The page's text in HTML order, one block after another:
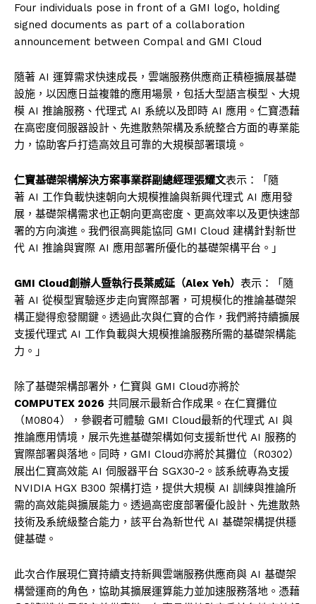
Four individuals pose in front of a GMI logo, holding
signed documents as part of a collaboration
announcement between Compal and GMI Cloud
隨著 AI 運算需求快速成長，雲端服務供應商正積極擴展基礎
設施，以因應日益複雜的應用場景，包括大型語言模型、大規
模 AI 推論服務、代理式 AI 系統以及即時 AI 應用。仁寶憑藉
在高密度伺服器設計、先進散熱架構及系統整合方面的專業能
力，協助客戶打造高效且可靠的大規模部署環境。
仁寶基礎架構解決方案事業群副總經理張耀文表示：「隨
著 AI 工作負載快速朝向大規模推論與新興代理式 AI 應用發
展，基礎架構需求也正朝向更高密度、更高效率以及更快速部
署的方向演進。我們很高興能協同 GMI Cloud 建構針對新世
代 AI 推論與實際 AI 應用部署所優化的基礎架構平台。」
GMI Cloud創辦人暨執行長葉威延（Alex Yeh） 表示：「隨
著 AI 從模型實驗逐步走向實際部署，可規模化的推論基礎架
構正變得愈發關鍵。透過此次與仁寶的合作，我們將持續擴展
支援代理式 AI 工作負載與大規模推論服務所需的基礎架構能
力。」
除了基礎架構部署外，仁寶與 GMI Cloud亦將於
COMPUTEX 2026 共同展示最新合作成果。在仁寶攤位
（M0804），參觀者可體驗 GMI Cloud最新的代理式 AI 與
推論應用情境，展示先進基礎架構如何支援新世代 AI 服務的
實際部署與落地。同時，GMI Cloud亦將於其攤位（R0302）
展出仁寶高效能 AI 伺服器平台 SGX30-2。該系統專為支援
NVIDIA HGX B300 架構打造，提供大規模 AI 訓練與推論所
需的高效能與擴展能力。透過高密度部署優化設計、先進散熱
技術及系統級整合能力，該平台為新世代 AI 基礎架構提供穩
健基礎。
此次合作展現仁寶持續支持新興雲端服務供應商與 AI 基礎架
構營運商的角色，協助其擴展運算能力並加速服務落地。憑藉